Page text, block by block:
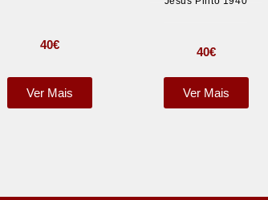
40€
Ver Mais
40€
Ver Mais